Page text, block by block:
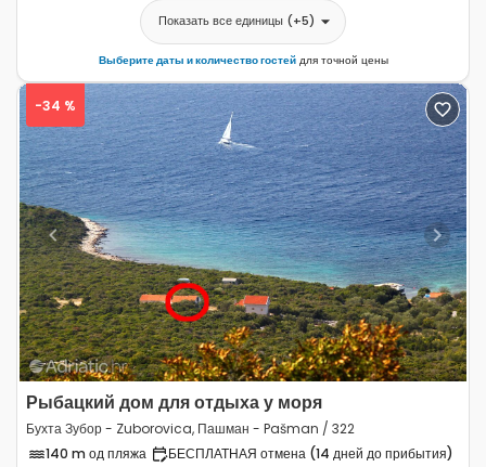
Показать все единицы (+5)
Выберите даты и количество гостейдля точной цены
Previous Next
-34 %
Рыбацкий дом для отдыха у моря
Бухта Зубор - Zuborovica, Пашман - Pašman / 322
140 m од пляжа
БЕСПЛАТНАЯ отмена (14 дней до прибытия)